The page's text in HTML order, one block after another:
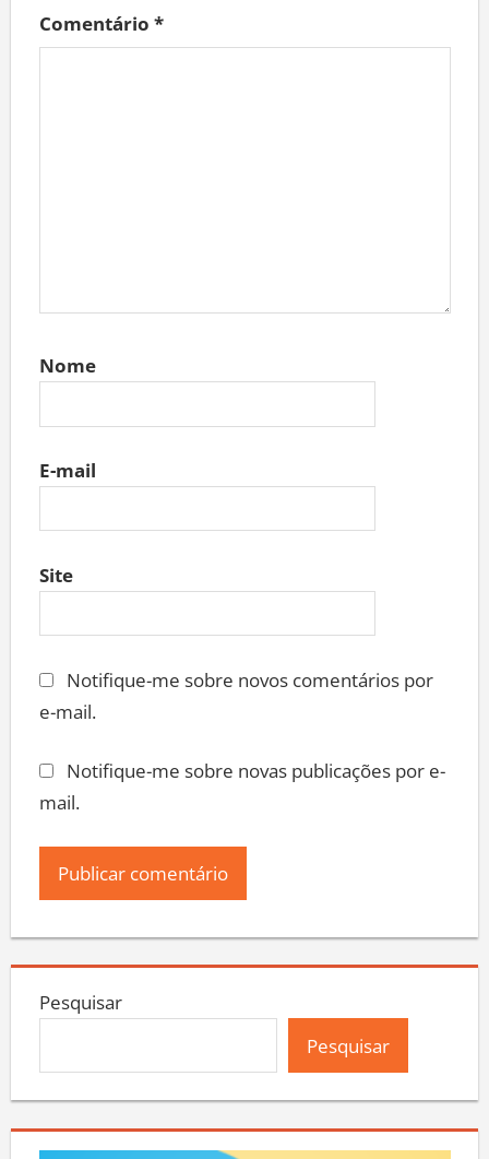
Comentário *
Nome
E-mail
Site
Notifique-me sobre novos comentários por
e-mail.
Notifique-me sobre novas publicações por e-
mail.
Pesquisar
Pesquisar